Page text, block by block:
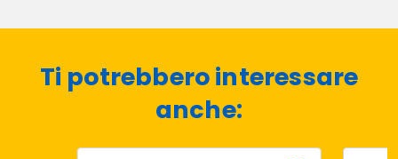
Ti potrebbero interessare
anche: